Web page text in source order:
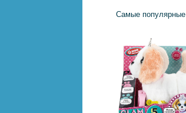
Самые популярные